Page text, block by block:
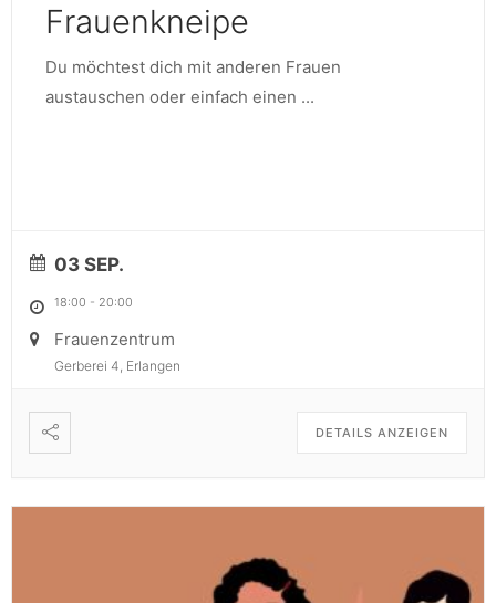
Frauenkneipe
Du möchtest dich mit anderen Frauen
austauschen oder einfach einen ...
03 SEP.
18:00 - 20:00
Frauenzentrum
Gerberei 4, Erlangen
DETAILS ANZEIGEN